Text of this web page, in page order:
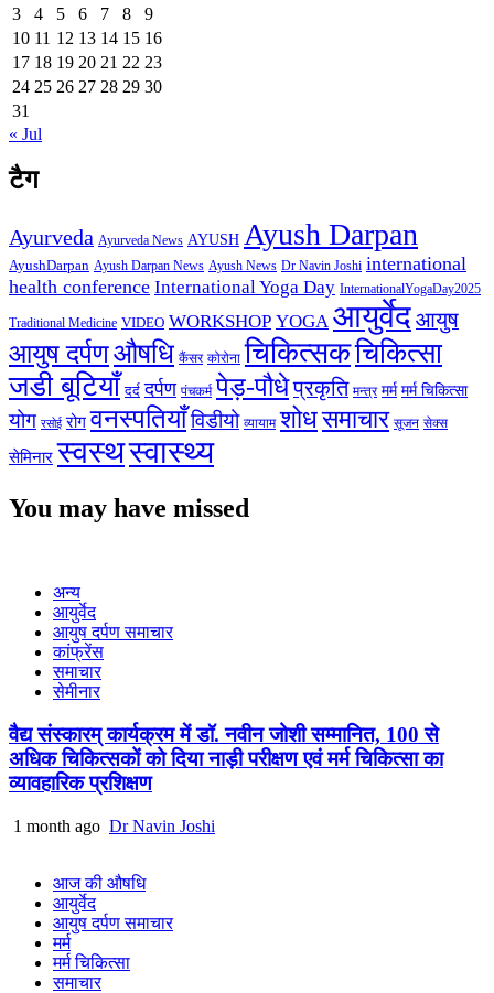
3
4 5 6 7 8
9
10 11 12 13 14 15 16
17 18 19 20 21 22 23
24 25 26 27 28 29 30
31
« Jul
टैग
Ayurveda Ayurveda News AYUSH Ayush Darpan
AyushDarpan Ayush Darpan News Ayush News Dr Navin Joshi international
health conference International Yoga Day InternationalYogaDay2025
Traditional Medicine VIDEO WORKSHOP YOGA आयुर्वेदआयुष
आयुष दर्पणऔषधि कैंसर कोरोना चिकित्सकचिकित्सा
जडी बूटियाँ दर्द दर्पण पंचकर्म पेड़-पौधेप्रकृति मन्त्र मर्म मर्म चिकित्सा
योग रसोई रोग वनस्पतियाँविडीयो व्यायाम शोधसमाचार सूजन सेक्स
सेमिनार स्वस्थस्वास्थ्य
You may have missed
अन्य
आयुर्वेद
आयुष दर्पण समाचार
कांफ्रेंस
समाचार
सेमीनार
वैद्य संस्कारम् कार्यक्रम में डॉ. नवीन जोशी सम्मानित, 100 से
अधिक चिकित्सकों को दिया नाड़ी परीक्षण एवं मर्म चिकित्सा का
व्यावहारिक प्रशिक्षण
1 month ago Dr Navin Joshi
आज की औषधि
आयुर्वेद
आयुष दर्पण समाचार
मर्म
मर्म चिकित्सा
समाचार